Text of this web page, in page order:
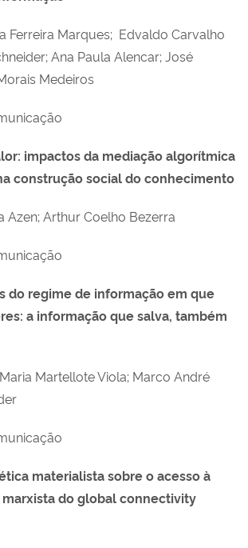
Ferreira Marques; Edvaldo Carvalho
Ana Paula Alencar; José
Medeiros
impactos da mediação algorítmica
construção social do conhecimento
Azen; Arthur Coelho Bezerra
do regime de informação em que
a informação que salva, também
Martellote Viola; Marco André
materialista sobre o acesso à
do global connectivity